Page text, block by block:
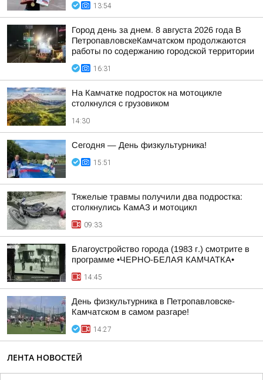
13:54
Город день за днем. 8 августа 2026 года В
ПетропавловскеКамчатском продолжаются
работы по содержанию городской территории
16:31
На Камчатке подросток на мотоцикле
столкнулся с грузовиком
14:30
Сегодня — День физкультурника!
15:51
Тяжелые травмы получили два подростка:
столкнулись КамАЗ и мотоцикл
09:33
Благоустройство города (1983 г.) смотрите в
программе •ЧЕРНО-БЕЛАЯ КАМЧАТКА•
14:45
День физкультурника в Петропавловске-
Камчатском в самом разгаре!
14:27
ЛЕНТА НОВОСТЕЙ